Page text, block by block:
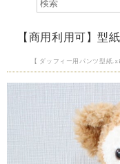
【商用利用可】型
【 ダッフィー用パンツ型紙